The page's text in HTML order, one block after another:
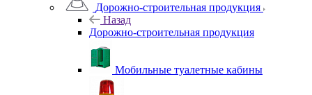
Дорожно-строительная продукция
Назад
Дорожно-строительная продукция
Мобильные туалетные кабины